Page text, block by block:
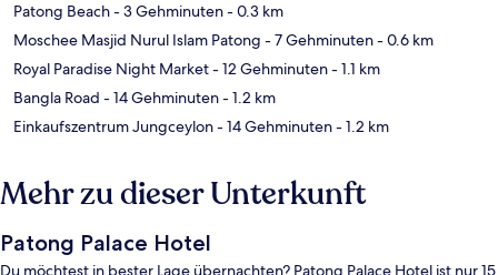
Patong Beach- 3 Gehminuten- 0.3 km
Moschee Masjid Nurul Islam Patong - 7 Gehminuten- 0.6 km
Royal Paradise Night Market- 12 Gehminuten- 1.1 km
Bangla Road - 14 Gehminuten- 1.2 km
Einkaufszentrum Jungceylon- 14 Gehminuten- 1.2 km
Mehr zu dieser Unterkunft
Patong Palace Hotel
Du möchtest in bester Lage übernachten? Patong Palace Hotel ist nur 15